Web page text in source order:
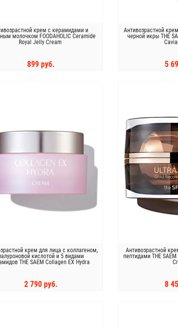
крем с керамидами и
молочком FOODAHOLIC Ceramide
Royal Jelly Cream
899 руб.
Антивозрастной
черной икры THE
5
крем для лица с коллагеном,
кислотой и 5 видами
THE SAEM Collagen EX Hydra
2 790 руб.
Антивозрастной
пептидами THE
8